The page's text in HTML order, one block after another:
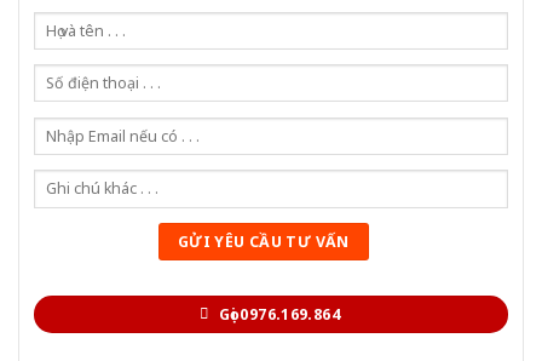
Gọi 0976.169.864